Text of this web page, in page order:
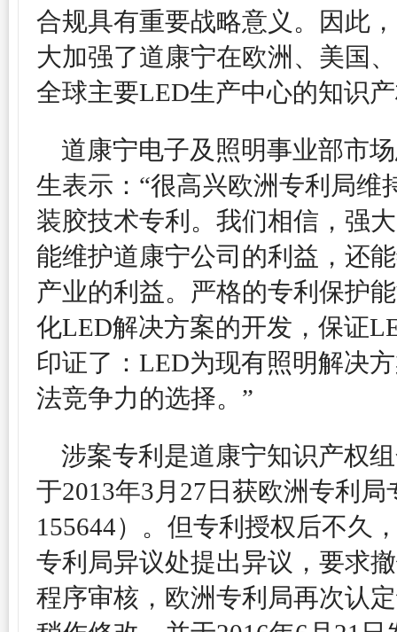
合规具有重要战略意义。因此
大加强了道康宁在欧洲、美国
全球主要LED生产中心的知识
道康宁电子及照明事业部市场
生表示：“很高兴欧洲专利局维
装胶技术专利。我们相信，强
能维护道康宁公司的利益，还
产业的利益。严格的专利保护
化LED解决方案的开发，保证
印证了：LED为现有照明解决
法竞争力的选择。”
涉案专利是道康宁知识产权
于2013年3月27日获欧洲专利
155644）。但专利授权后不久
专利局异议处提出异议，要求
程序审核，欧洲专利局再次认